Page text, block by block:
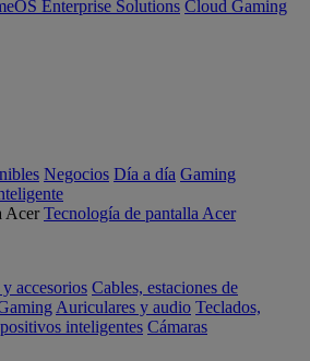
Enterprise Solutions Cloud Gaming
Negocios Día a día Gaming
Tecnología de pantalla Acer
accesorios Cables, estaciones de
Auriculares y audio Teclados,
inteligentes Cámaras